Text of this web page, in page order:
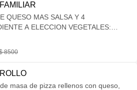
QUESO MAS SALSA Y 4
A ELECCION VEGETALES:
CHAMPIÑÓN.
CHURRASCO, LOMITO, POLLO,
8500
masa de pizza rellenos con queso,